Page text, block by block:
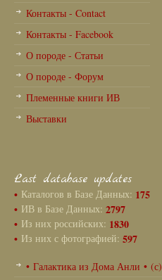
Контакты - Contact
Контакты - Facebook
О породе - Статьи
О породе - Форум
Племенные книги ИВ
Выставки
Last database updates
• Каталогов в Базе Данных: 175
• ИВ в Базе Данных: 2797
• Из них российских: 1830
• Из них с фотографией: 597
• Галактика из Дома Анли • (с)